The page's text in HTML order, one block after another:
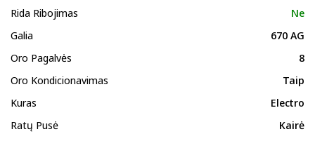
Rida Ribojimas
Ne
Galia
670 AG
Oro Pagalvės
8
Oro Kondicionavimas
Taip
Kuras
Electro
Ratų Pusė
Kairė